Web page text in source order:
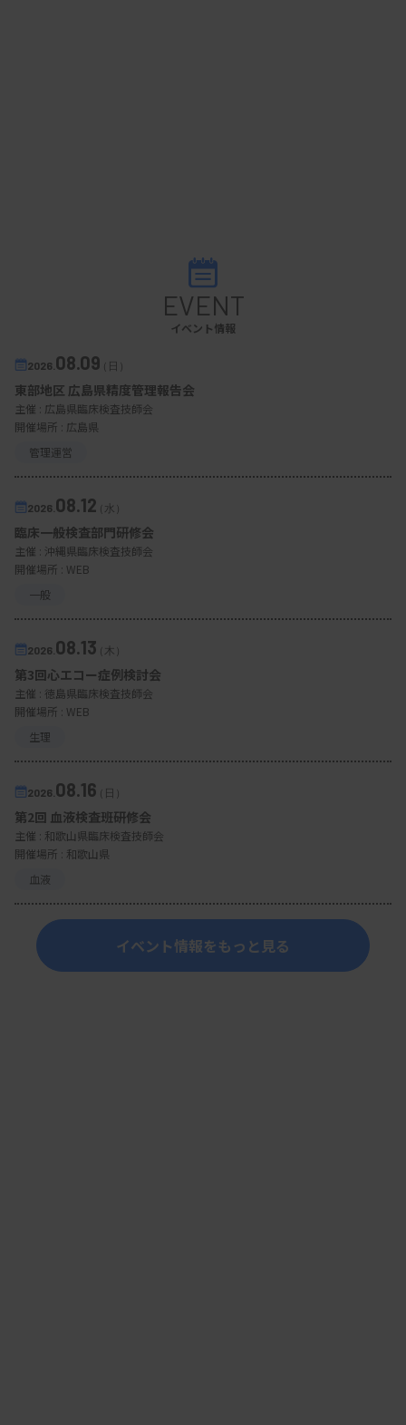
EVENT
イベント情報
2026. 08.09（日）
東部地区 広島県精度管理報告会
主催 : 広島県臨床検査技師会
開催場所 : 広島県
管理運営
2026. 08.12（水）
臨床一般検査部門研修会
主催 : 沖縄県臨床検査技師会
開催場所 : WEB
一般
2026. 08.13（木）
第3回心エコー症例検討会
主催 : 徳島県臨床検査技師会
開催場所 : WEB
生理
2026. 08.16（日）
第2回 血液検査班研修会
主催 : 和歌山県臨床検査技師会
開催場所 : 和歌山県
血液
イベント情報をもっと見る